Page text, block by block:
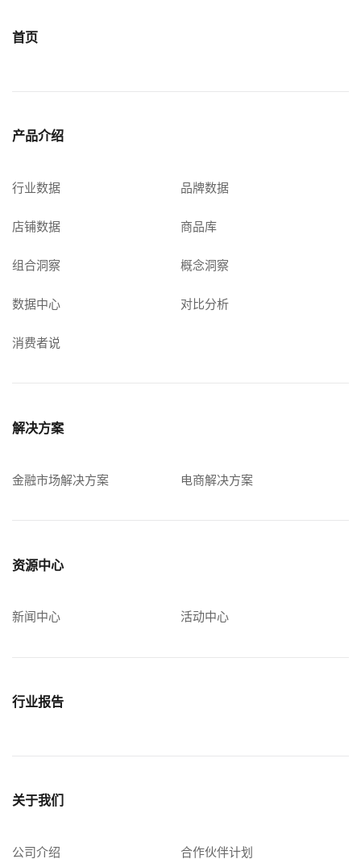
首页
产品介绍
行业数据 品牌数据
店铺数据 商品库
组合洞察 概念洞察
数据中心 对比分析
消费者说
解决方案
金融市场解决方案 电商解决方案
资源中心
新闻中心 活动中心
行业报告
关于我们
公司介绍 合作伙伴计划